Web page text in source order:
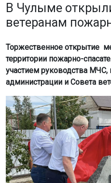
В Чулыме
ветеранам
Торжественное открытие
территории пожарно-
участием руководства МЧС,
администрации и Совета